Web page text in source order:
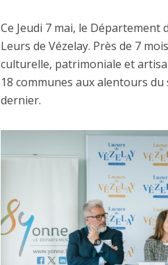
Ce Jeudi 7 mai, le Département
Leurs de Vézelay. Près de 7
culturelle, patrimoniale et
18 communes aux alentours
dernier.